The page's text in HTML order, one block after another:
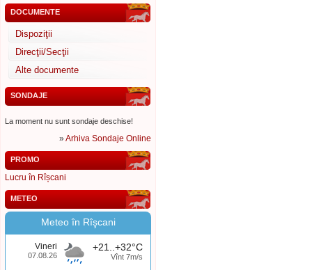
DOCUMENTE
Dispoziţii
Direcţii/Secţii
Alte documente
SONDAJE
La moment nu sunt sondaje deschise!
»Arhiva Sondaje Online
PROMO
Lucru în Rîșcani
METEO
Meteo în Rîşcani
Vineri
07.08.26
+21..+32°C
Vînt 7m/s